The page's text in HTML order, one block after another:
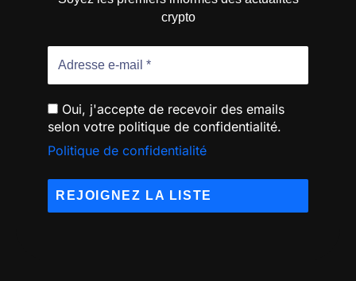
crypto
Oui, j'accepte de recevoir des emails
selon votre politique de confidentialité.
Politique de confidentialité